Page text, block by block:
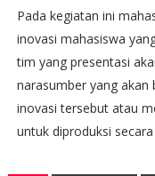
Pada kegiatan ini
inovasi mahasiswa
tim yang presentasi
narasumber yang akan
inovasi tersebut atau
untuk diproduksi